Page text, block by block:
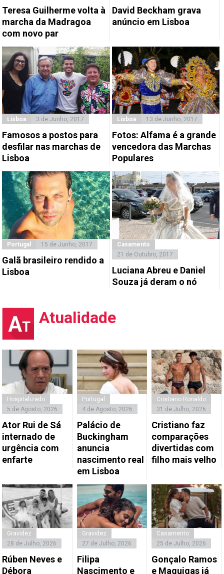
Teresa Guilherme volta à
marcha da Madragoa
com novo par
David Beckham grava
anúncio em Lisboa
Lisboa 3 de Junho, 2017
Famosos a postos para
desfilar nas marchas de
Lisboa
Lisboa 13 de Junho, 2017
Fotos: Alfama é a grande
vencedora das Marchas
Populares
Portugal 15 de Junho, 2017
Galã brasileiro rendido a
Lisboa
Casamento
21 de Outubro, 2017
Luciana Abreu e Daniel
Souza já deram o nó
Atualidade
Hospitalizado
5 de Agosto, 2026
Ator Rui de Sá
internado de
urgência com
enfarte
Portugal
4 de Agosto, 2026
Palácio de
Buckingham
anuncia
nascimento real
em Lisboa
Cristiano Ronaldo
31 de Julho, 2026
Cristiano faz
comparações
divertidas com
filho mais velho
Gravidez
28 de Julho, 2026
Rúben Neves e
Débora
Gravidez
27 de Julho, 2026
Filipa
Nascimento e
Casamento
25 de Julho, 2026
Gonçalo Ramos
e Maguigas já